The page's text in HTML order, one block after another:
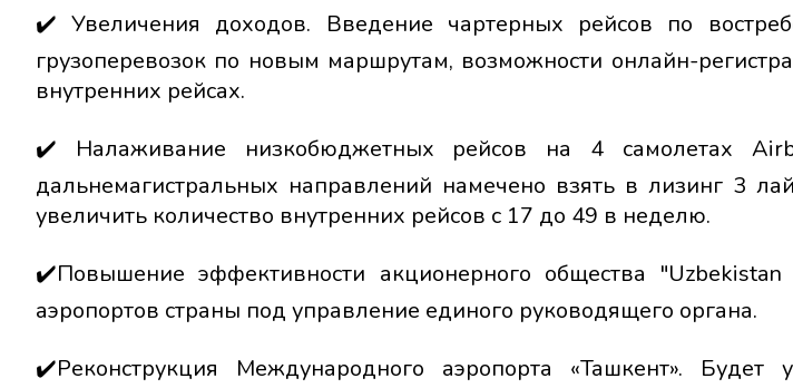
✔️ Увеличения доходов. Введение чартерных рейсов по
грузоперевозок по новым маршрутам, возможности онлайн-
внутренних рейсах.
✔️ Налаживание низкобюджетных рейсов на 4 самолетах
дальнемагистральных направлений намечено взять в лизинг 3
увеличить количество внутренних рейсов с 17 до 49 в неделю.
✔️Повышение эффективности акционерного общества
аэропортов страны под управление единого руководящего органа.
✔️Реконструкция Международного аэропорта «Ташкент». Будет